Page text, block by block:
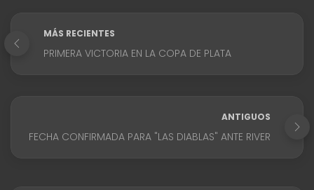
MÁS RECIENTES
PRIMERA VICTORIA EN LA COPA DE PLATA
ANTIGUOS
FECHA CONFIRMADA PARA "LAS DIABLAS" ANTE RIVER